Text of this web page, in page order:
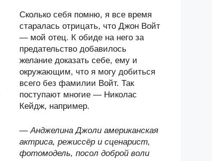
Сколько себя помню, я все время
старалась отрицать, что Джон Войт
— мой отец. К обиде на него за
предательство добавилось
желание доказать себе, ему и
окружающим, что я могу добиться
всего без фамилии Войт. Так
поступают многие — Николас
Кейдж, например.
— Анджелина Джоли американская
актриса, режиссёр и сценарист,
фотомодель, посол доброй воли